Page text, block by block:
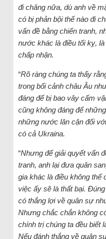
đi chăng nữa, dù anh về
có bị phản bội thế nào đi
vấn đề bằng chiến tranh,
nước khác là điều tối kỵ,
chấp nhận.
“Rõ ràng chúng ta thấy
trong bối cảnh châu Âu
đáng để bị bao vây cấm
cũng không đáng để
những nước lân cận đối
có cả Ukraina.
“Nhưng để giải quyết vấn
tranh, anh lại đưa quân
gia khác là điều không thể
việc ấy sẽ là thất bại.
có thắng lợi về quân sự
Nhưng chắc chắn không
chính trị chúng ta đều biết
Nếu đánh thắng về quân